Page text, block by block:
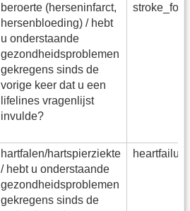
beroerte (herseninfarct,
hersenbloeding) / hebt
u onderstaande
gezondheidsproblemen
gekregens sinds de
vorige keer dat u een
lifelines vragenlijst
invulde?
hartfalen/hartspierziekte
/ hebt u onderstaande
gezondheidsproblemen
gekregens sinds de